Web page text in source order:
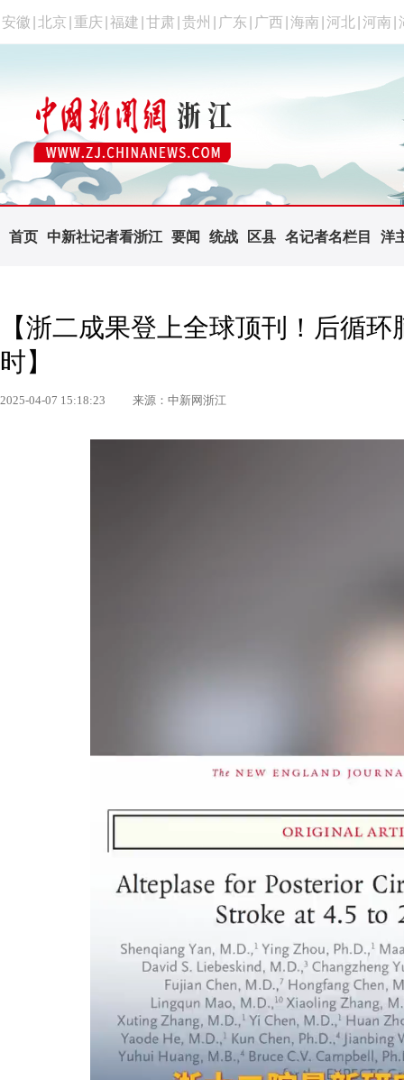
安徽 北京 重庆 福建 甘肃 贵州 广东 广西 海南 河北 河南
首页 中新社记者看浙江 要闻 统战 区县 名记者名栏目 洋
【浙二成果登上全球顶刊！后循
时】
2025-04-07 15:18:23 来源：中新网浙江